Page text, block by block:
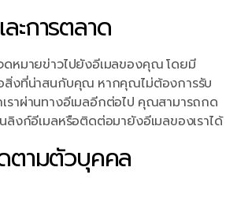
ะการตลาด
ดหมายข่าวไปยังอีเมลของคุณ โดยมี
สิ่งที่น่าสนกับคุณ หากคุณไม่ต้องการรับ
ราผ่านทางอีเมลอีกต่อไป คุณสามารถกด
ลิงก์อีเมลหรือติดต่อมายังอีเมลของเราได้
ตามตัวบุคคล